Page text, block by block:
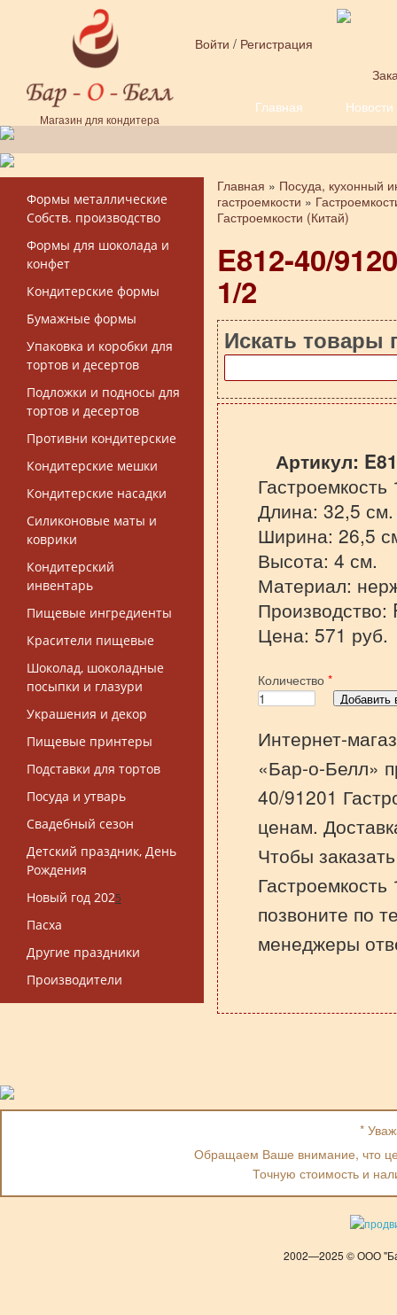
Перейти к основному содержанию
Магазин для кондитера
Войти / Регистрация
Главная
Новости
Форма поиска
Формы металлические
Собств. производство
Формы для шоколада и
конфет
Кондитерские формы
Бумажные формы
Упаковка и коробки для
тортов и десертов
Подложки и подносы для
тортов и десертов
Противни кондитерские
Кондитерские мешки
Кондитерские насадки
Силиконовые маты и
коврики
Кондитерский
инвентарь
Пищевые ингредиенты
Красители пищевые
Шоколад, шоколадные
посыпки и глазури
Украшения и декор
Пищевые принтеры
Подставки для тортов
Посуда и утварь
Свадебный сезон
Детский праздник, День
Рождения
Новый год 2025
Пасха
Другие праздники
Производители
Вы здесь
Главная » Посуда, кухонный
гастроемкости »
Гастроемкости (Китай)
E812-40/
1/2
Искать товары
Артикул:
Гастроемкость
Длина: 32,5 см.
Ширина: 26,5
Высота: 4 см.
Материал:
Производство:
Цена: 571 руб.
Количество *
Интернет-
«Бар-о-Белл»
40/91201
ценам.
Чтобы
позвоните по
менеджеры
*
Обращаем Ваше внимание, что
Точную стоимость и
2002—2025 © ООО